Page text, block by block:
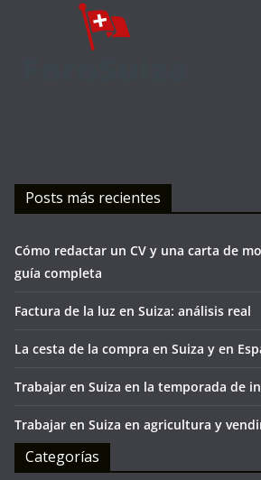
Posts más recientes
Cómo redactar un CV y una carta de
guía completa
Factura de la luz en Suiza: análisis real
La cesta de la compra en Suiza y en
Trabajar en Suiza en la temporada de
Trabajar en Suiza en agricultura y
Categorías